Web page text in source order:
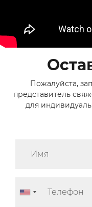
Пожалуйста,
представитель
для